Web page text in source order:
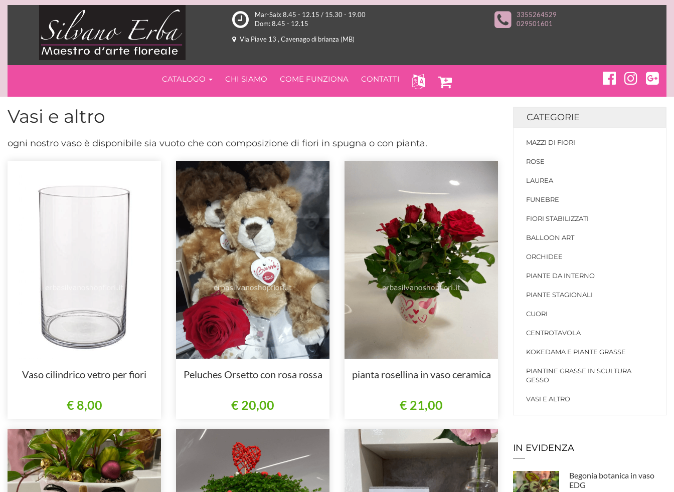
Mar-Sab: 8.45 - 12.15 / 15.30 - 19.00
Dom: 8.45 - 12.15
3355264529
029501601
Via Piave 13 , Cavenago di brianza (MB)
CATALOGO CHI SIAMO COME FUNZIONA CONTATTI
Vasi e altro
ogni nostro vaso è disponibile sia vuoto che con composizione di fiori in spugna o con pianta.
Vaso cilindrico vetro per fiori
€ 8,00
Peluches Orsetto con rosa rossa
€ 20,00
pianta rosellina in vaso ceramica
€ 21,00
CATEGORIE
MAZZI DI FIORI
ROSE
LAUREA
FUNEBRE
FIORI STABILIZZATI
BALLOON ART
ORCHIDEE
PIANTE DA INTERNO
PIANTE STAGIONALI
CUORI
CENTROTAVOLA
KOKEDAMA E PIANTE GRASSE
PIANTINE GRASSE IN SCULTURA
GESSO
VASI E ALTRO
IN EVIDENZA
Begonia botanica in vaso
EDG